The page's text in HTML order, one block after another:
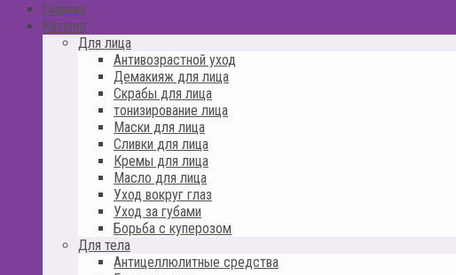
Главная
Каталог
Для лица
Антивозрастной уход
Демакияж для лица
Скрабы для лица
тонизирование лица
Маски для лица
Сливки для лица
Кремы для лица
Масло для лица
Уход вокруг глаз
Уход за губами
Борьба с куперозом
Для тела
Антицеллюлитные средства